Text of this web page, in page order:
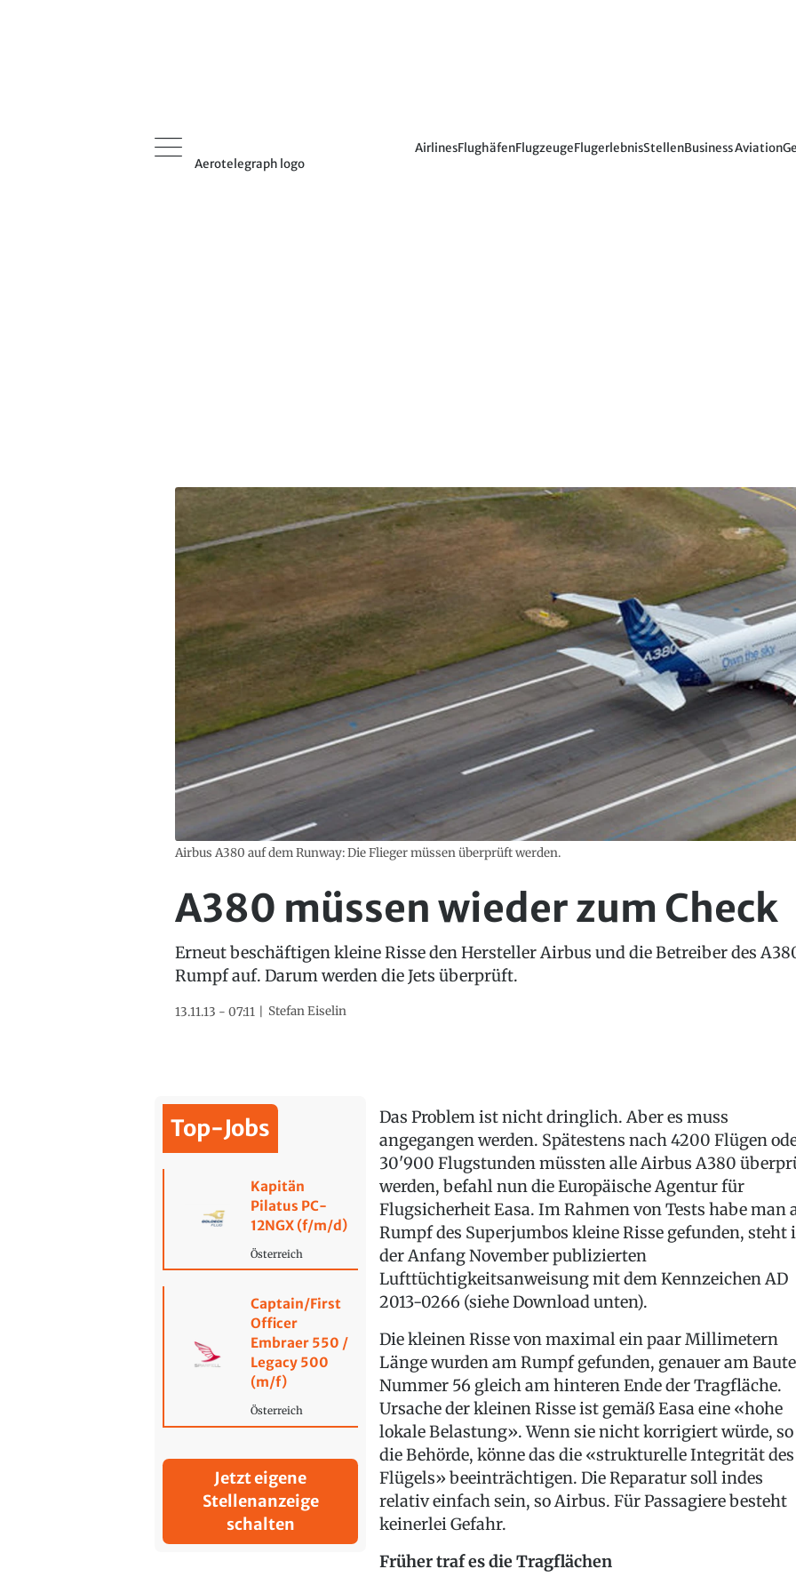
Aerotelegraph logo
AirlinesFlughäfenFlugzeugeFlugerlebnisStellenBusiness Aviation
Airbus A380 auf dem Runway: Die Flieger müssen überprüft werden.
A380 müssen wieder zum Check
Erneut beschäftigen kleine Risse den Hersteller Airbus und die Betreiber des
Rumpf auf. Darum werden die Jets überprüft.
13.11.13 - 07:11 Stefan Eiselin
Top-Jobs
Kapitän
Pilatus PC-
12NGX (f/m/d)
Österreich
Captain/First
Officer
Embraer 550 /
Legacy 500
(m/f)
Österreich
Jetzt eigene
Stellenanzeige
schalten
Das Problem ist nicht dringlich. Aber es muss
angegangen werden. Spätestens nach 4200 Flügen
30'900 Flugstunden müssten alle Airbus A380
werden, befahl nun die Europäische Agentur für
Flugsicherheit Easa. Im Rahmen von Tests habe man
Rumpf des Superjumbos kleine Risse gefunden, steht
der Anfang November publizierten
Lufttüchtigkeitsanweisung mit dem Kennzeichen AD
2013-0266 (siehe Download unten).
Die kleinen Risse von maximal ein paar Millimetern
Länge wurden am Rumpf gefunden, genauer am
Nummer 56 gleich am hinteren Ende der Tragfläche.
Ursache der kleinen Risse ist gemäß Easa eine «hohe
lokale Belastung». Wenn sie nicht korrigiert würde, so
die Behörde, könne das die «strukturelle Integrität des
Flügels» beeinträchtigen. Die Reparatur soll indes
relativ einfach sein, so Airbus. Für Passagiere besteht
keinerlei Gefahr.
Früher traf es die Tragflächen